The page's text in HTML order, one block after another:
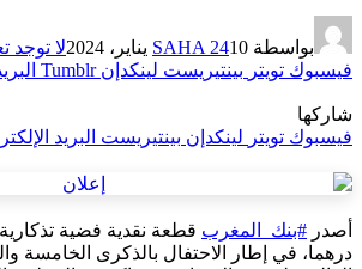
بواسطة SAHA 2410 يناير، 2024 لا توجد
فيسبوك تويتر بينتيريست لينكدإن Tumblr
شاركها
فيسبوك تويتر لينكدإن بينتيريست البريد
أصدر #بنك_المغرب
درهما، في إطار الاحتفال بالذكرى الخامسة